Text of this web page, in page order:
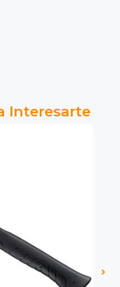
Interesarte